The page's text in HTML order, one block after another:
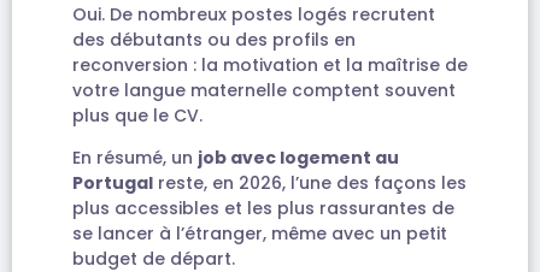
Oui. De nombreux postes logés recrutent
des débutants ou des profils en
reconversion : la motivation et la maîtrise de
votre langue maternelle comptent souvent
plus que le CV.
En résumé, un job avec logement au
Portugal reste, en 2026, l’une des façons les
plus accessibles et les plus rassurantes de
se lancer à l’étranger, même avec un petit
budget de départ.